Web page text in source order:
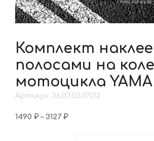
Комплект
полосами на
мотоцикла
Артикул: 36.03.02.07.012
1490 ₽ – 3127 ₽Диапазон